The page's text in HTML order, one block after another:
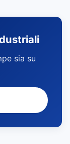
sia su